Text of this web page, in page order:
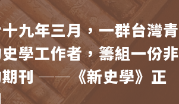
九年三月，一群台灣青
學工作者，籌組一份非
期刊 ──《新史學》正